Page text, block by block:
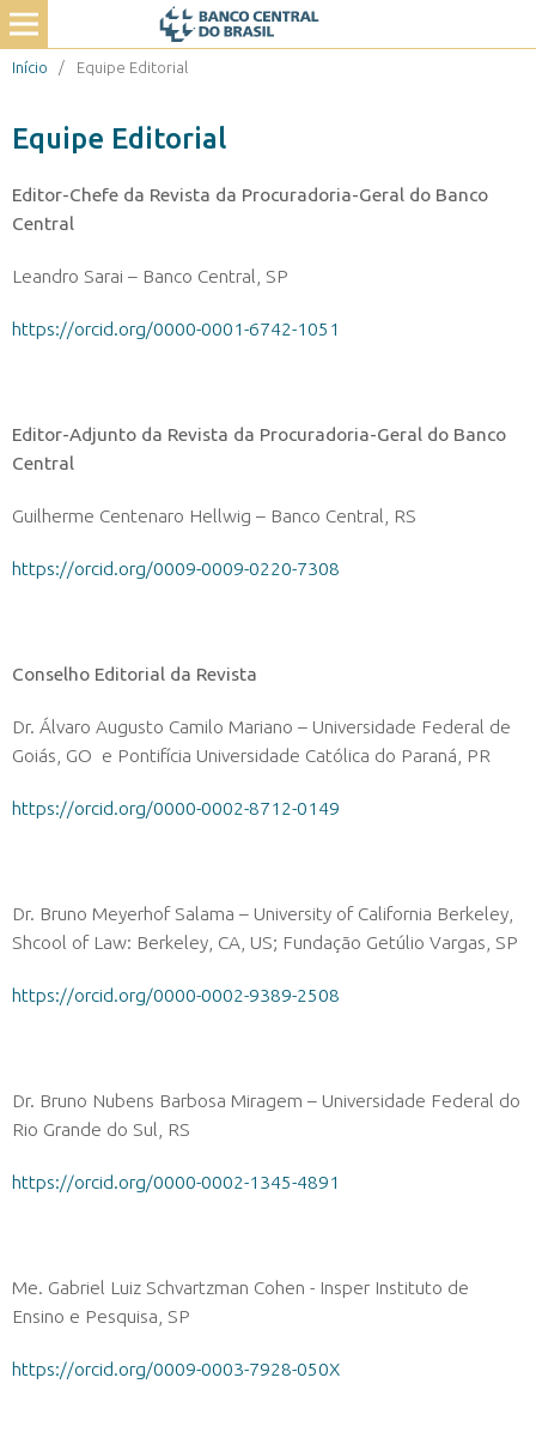
Início / Equipe Editorial
Equipe Editorial
Editor-Chefe da Revista da Procuradoria-Geral do Banco
Central
Leandro Sarai – Banco Central, SP
https://orcid.org/0000-0001-6742-1051
Editor-Adjunto da Revista da Procuradoria-Geral do Banco
Central
Guilherme Centenaro Hellwig – Banco Central, RS
https://orcid.org/0009-0009-0220-7308
Conselho Editorial da Revista
Dr. Álvaro Augusto Camilo Mariano – Universidade Federal de
Goiás, GO e Pontifícia Universidade Católica do Paraná, PR
https://orcid.org/0000-0002-8712-0149
Dr. Bruno Meyerhof Salama – University of California Berkeley,
Shcool of Law: Berkeley, CA, US; Fundação Getúlio Vargas, SP
https://orcid.org/0000-0002-9389-2508
Dr. Bruno Nubens Barbosa Miragem – Universidade Federal do
Rio Grande do Sul, RS
https://orcid.org/0000-0002-1345-4891
Me. Gabriel Luiz Schvartzman Cohen - Insper Instituto de
Ensino e Pesquisa, SP
https://orcid.org/0009-0003-7928-050X